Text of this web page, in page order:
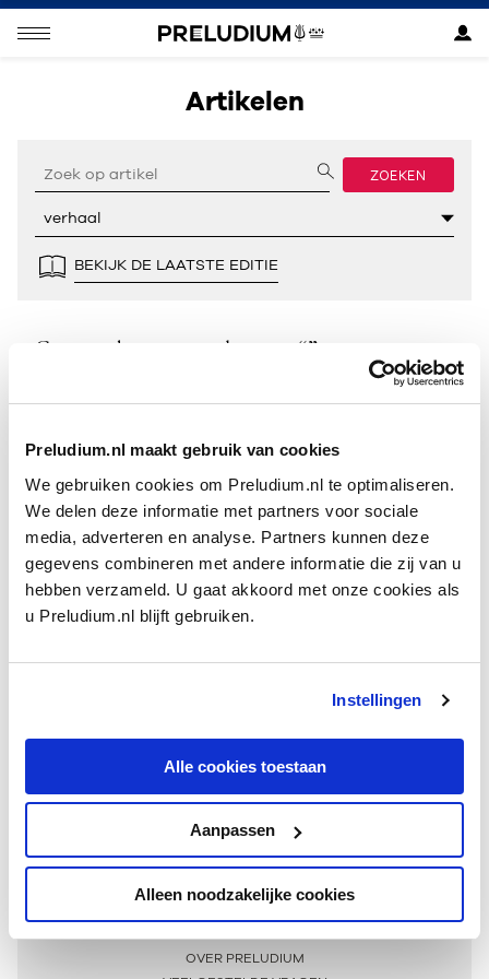
Preludium.nl maakt gebruik van cookies
We gebruiken cookies om Preludium.nl te optimaliseren.
We delen deze informatie met partners voor sociale
media, adverteren en analyse. Partners kunnen deze
gegevens combineren met andere informatie die zij van u
hebben verzameld. U gaat akkoord met onze cookies als
u Preludium.nl blijft gebruiken.
Instellingen
Alle cookies toestaan
Aanpassen
Alleen noodzakelijke cookies
Artikelen
ZOEKEN
BEKIJK DE LAATSTE EDITIE
Geen resultaten gevonden voor “”.
Meer informatie
OVER PRELUDIUM